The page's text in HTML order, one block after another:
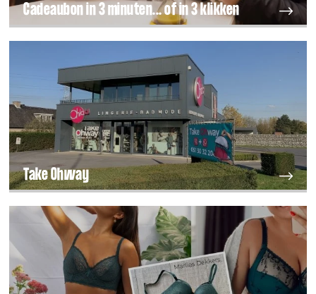
Cadeaubon in 3 minuten... of in 3 klikken
Take Ohway